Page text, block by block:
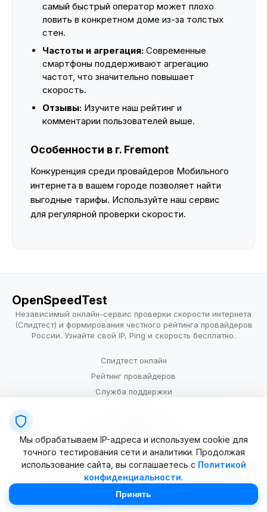
самый быстрый оператор может плохо
ловить в конкретном доме из-за толстых
стен.
Частоты и агрегация: Современные
смартфоны поддерживают агрегацию
частот, что значительно повышает
скорость.
Отзывы: Изучите наш рейтинг и
комментарии пользователей выше.
Особенности в г. Fremont
Конкуренция среди провайдеров Мобильного
интернета в вашем городе позволяет найти
выгодные тарифы. Используйте наш сервис
для регулярной проверки скорости.
OpenSpeedTest
Независимый онлайн-сервис проверки скорости интернета
(Спидтест) и формирования честного рейтинга провайдеров
России. Узнайте свой IP, Ping и скорость бесплатно.
Спидтест онлайн
Рейтинг провайдеров
Служба поддержки
Условия использования
© 2025–2026 OpenSpeedTest (ИП Долматова В.В.). Все права
Мы обрабатываем IP-адреса и используем cookie для
точного тестирования сети и аналитики. Продолжая
использование сайта, вы соглашаетесь с Политикой
конфиденциальности.
Принять